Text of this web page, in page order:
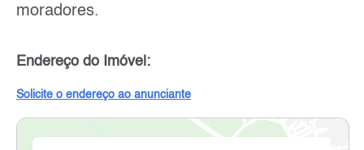
moradores.
Endereço do Imóvel:
Solicite o endereço ao anunciante